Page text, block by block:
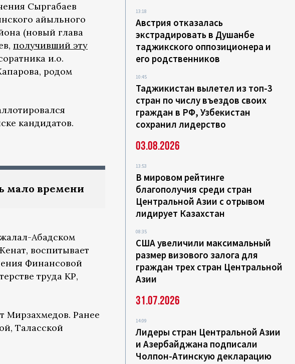
Сыргабаев
айыльного
(новый глава
получивший эту
и.о.
родом
кандидатов.
мало времени
Абадском
воспитывает
Финансовой
труда КР,
Мирзахмедов. Ранее
Таласской
13:18
Австрия отказалась
экстрадировать в Душанбе
таджикского оппозиционера и
его родственников
10:45
Таджикистан вылетел из топ-3
стран по числу въездов своих
граждан в РФ, Узбекистан
сохранил лидерство
03.08.2026
13:53
В мировом рейтинге
благополучия среди стран
Центральной Азии с отрывом
лидирует Казахстан
08:35
США увеличили максимальный
размер визового залога для
граждан трех стран Центральной
Азии
31.07.2026
14:09
Лидеры стран Центральной Азии
и Азербайджана подписали
Чолпон-Атинскую декларацию